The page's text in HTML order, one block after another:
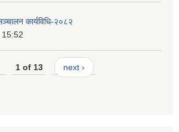
कार्यविधि-२०८२
1 of 13 next ›